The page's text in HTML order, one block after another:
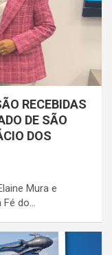
RECEBIDAS
DE SÃO
DOS
Mura e
Fé do…